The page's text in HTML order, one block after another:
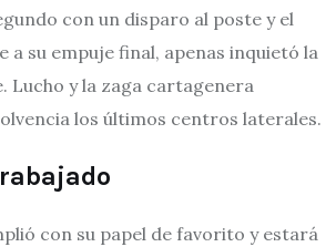
con un disparo al poste y el
a su empuje final, apenas inquietó la
Lucho y la zaga cartagenera
los últimos centros laterales.
con su papel de favorito y estará